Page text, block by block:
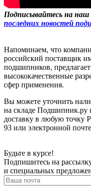
Подписывайтесь на
последних новостей
Напоминаем, что
российский поставщик
подшипников, предлагает
высококачественные
сфер применения.
Вы можете уточнить
на складе Подшипник.ру
доставку в любую точку
93 или электронной почте
Будьте в курсе!
Подпишитесь на
и специальных